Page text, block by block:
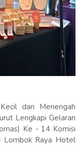
dan Menengah
Lengkapi Gelaran
Ke - 14 Komisi
Lombok Raya Hotel